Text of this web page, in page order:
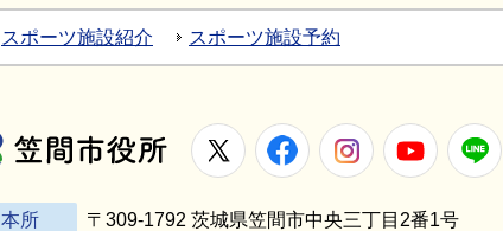
スポーツ施設紹介 スポーツ施設予約
笠間市役所
X FacebookInstagramYoutube
本所 〒309-1792 茨城県笠間市中央三丁目2番1号